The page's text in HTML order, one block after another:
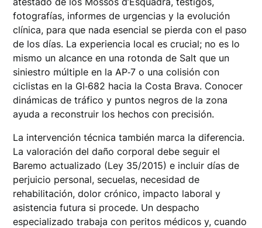
fotografías, informes de urgencias y la evolución
clínica, para que nada esencial se pierda con el paso
de los días. La experiencia local es crucial; no es lo
mismo un alcance en una rotonda de Salt que un
siniestro múltiple en la AP‑7 o una colisión con
ciclistas en la GI‑682 hacia la Costa Brava. Conocer
dinámicas de tráfico y puntos negros de la zona
ayuda a reconstruir los hechos con precisión.
La intervención técnica también marca la diferencia.
La valoración del daño corporal debe seguir el
Baremo actualizado (Ley 35/2015) e incluir días de
perjuicio personal, secuelas, necesidad de
rehabilitación, dolor crónico, impacto laboral y
asistencia futura si procede. Un despacho
especializado trabaja con peritos médicos y, cuando